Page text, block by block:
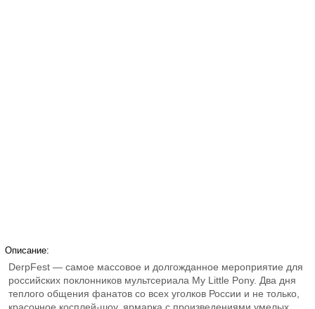
Описание:
DerpFest — самое массовое и долгожданное мероприятие для
российских поклонников мультсериала My Little Pony. Два дня
теплого общения фанатов со всех уголков России и не только,